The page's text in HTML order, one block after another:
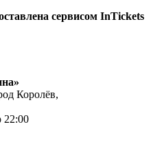
сервисом InTickets
Королёв,
22:00